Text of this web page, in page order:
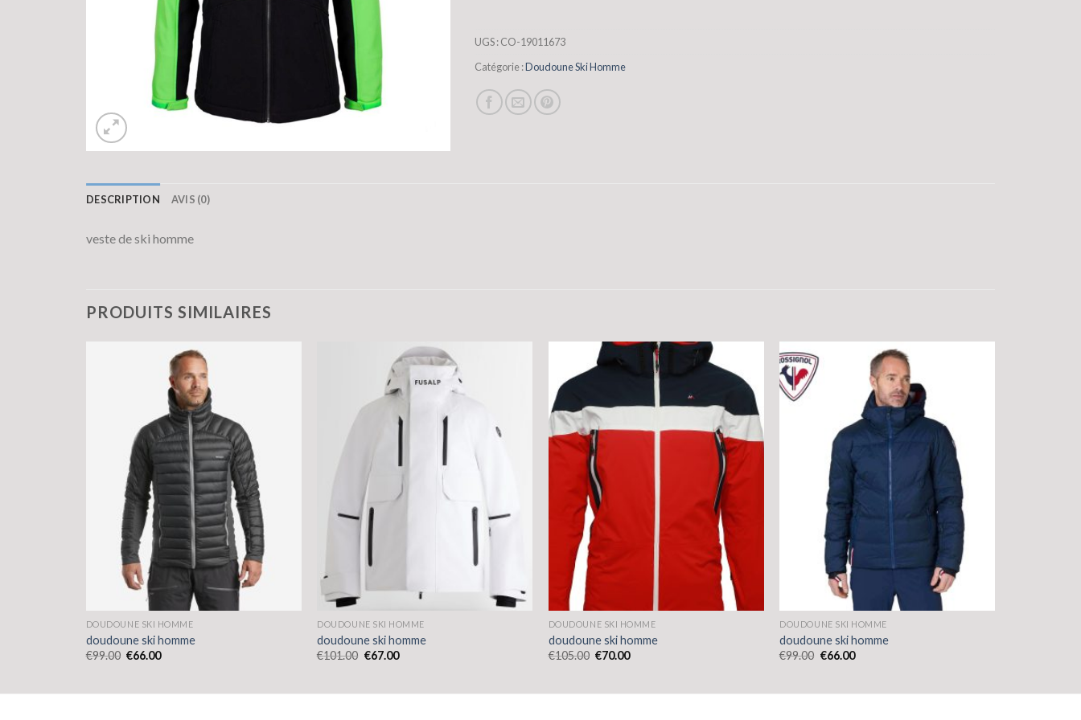
UGS :CO-19011673
Catégorie :Doudoune Ski Homme
DESCRIPTION AVIS (0)
veste de ski homme
PRODUITS SIMILAIRES
DOUDOUNE SKI HOMME
doudoune ski homme
€99.00 €66.00
DOUDOUNE SKI HOMME
doudoune ski homme
€101.00 €67.00
DOUDOUNE SKI HOMME
doudoune ski homme
€105.00 €70.00
DOUDOUNE SKI HOMME
doudoune ski homme
€99.00 €66.00